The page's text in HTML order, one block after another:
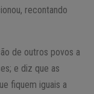
recontando
de outros povos a
e diz que as
fiquem iguais a